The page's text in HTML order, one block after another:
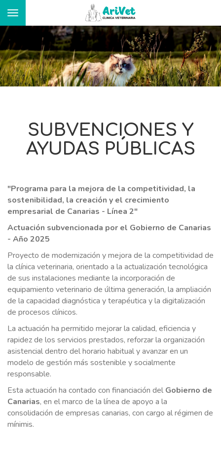
Toggle
navigation
PORTADA
SERVICIOS
BLOG ARIVET
SUBVENCIONES
SUBVENCIONES Y AYUDAS PÚBLICAS
CITA Y CONTACTO
LLAMAR AHORA
SUBVENCIONES Y
AYUDAS PÚBLICAS
"Programa para la mejora de la competitividad, la
sostenibilidad, la creación y el crecimiento
empresarial de Canarias - Línea 2"
Actuación subvencionada por el Gobierno de Canarias
- Año 2025
Proyecto de modernización y mejora de la competitividad de
la clínica veterinaria, orientado a la actualización tecnológica
de sus instalaciones mediante la incorporación de
equipamiento veterinario de última generación, la ampliación
de la capacidad diagnóstica y terapéutica y la digitalización
de procesos clínicos.
La actuación ha permitido mejorar la calidad, eficiencia y
rapidez de los servicios prestados, reforzar la organización
asistencial dentro del horario habitual y avanzar en un
modelo de gestión más sostenible y socialmente
responsable.
Esta actuación ha contado con financiación del Gobierno de
Canarias, en el marco de la línea de apoyo a la
consolidación de empresas canarias, con cargo al régimen de
mínimis.